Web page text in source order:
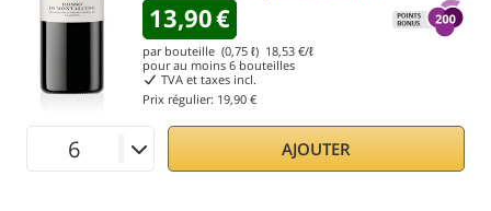
13,90€
par bouteille (0,75 ℓ) 18,53 €/ℓ
pour au moins 6 bouteilles
TVA et taxes incl.
Prix régulier: 19,90 €
AJOUTER